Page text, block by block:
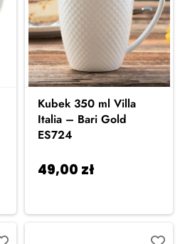
Kubek 350 ml Villa
Italia – Bari Gold
ES724
49,00 zł